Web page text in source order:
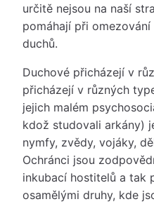
určitě nejsou na naší
pomáhají při
duchů.
Duchové přicházejí v
přicházejí v různých
jejich malém
kdož studovali arkány)
nymfy, zvědy, vojáky,
Ochránci jsou
inkubací hostitelů a tak
osamělými druhy, kde